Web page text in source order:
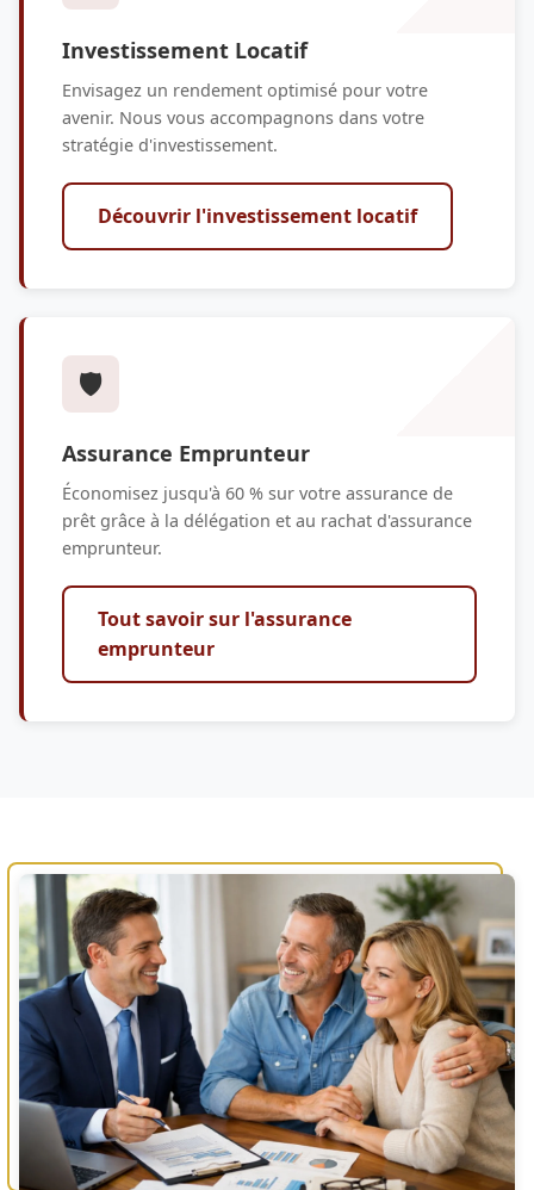
Investissement Locatif
Envisagez un rendement optimisé pour votre
avenir. Nous vous accompagnons dans votre
stratégie d'investissement.
Découvrir l'investissement locatif
🛡️
Assurance Emprunteur
Économisez jusqu'à 60 % sur votre assurance de
prêt grâce à la délégation et au rachat d'assurance
emprunteur.
Tout savoir sur l'assurance
emprunteur